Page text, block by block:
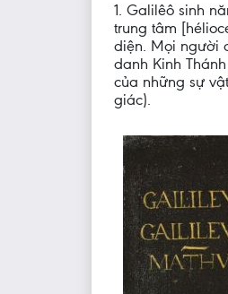
1. Galilêô sinh
trung tâm
diện. Mọi người
danh Kinh
của những sự
giác).